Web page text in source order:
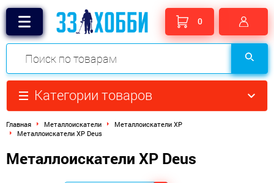
0
Категории товаров
Главная Металлоискатели
Металлоискатели XP
Металлоискатели XP Deus
Металлоискатели XP Deus